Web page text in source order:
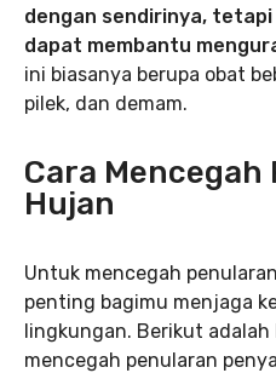
dengan sendirinya,
dapat membantu
ini biasanya berupa obat
pilek, dan demam.
Cara
Hujan
Untuk mencegah
penting bagimu menjaga
lingkungan. Berikut
mencegah penularan